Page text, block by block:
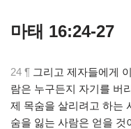
마태 16:24-27
24 ¶ 그리고 제자들에게
람은 누구든지 자기를 버
제 목숨을 살리려고 하는
숨을 잃는 사람은 얻을 것